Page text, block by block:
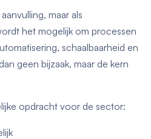
maar als
het mogelijk om processen
schaalbaarheid en
geen bijzaak, maar de kern
opdracht voor de sector: